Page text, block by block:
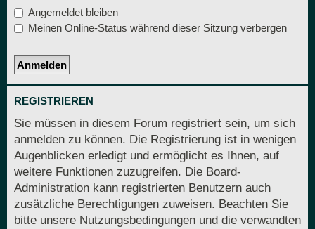
Angemeldet bleiben
Meinen Online-Status während dieser Sitzung verbergen
REGISTRIEREN
Sie müssen in diesem Forum registriert sein, um sich
anmelden zu können. Die Registrierung ist in wenigen
Augenblicken erledigt und ermöglicht es Ihnen, auf
weitere Funktionen zuzugreifen. Die Board-
Administration kann registrierten Benutzern auch
zusätzliche Berechtigungen zuweisen. Beachten Sie
bitte unsere Nutzungsbedingungen und die verwandten